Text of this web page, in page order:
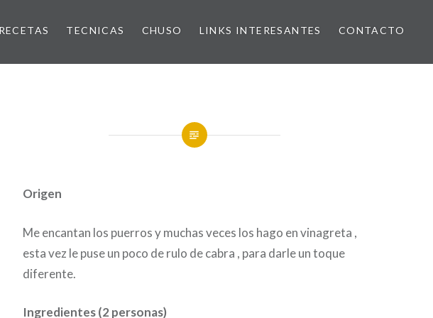
RECETAS TECNICAS CHUSO LINKS INTERESANTES CONTACTO
Origen
Me encantan los puerros y muchas veces los hago en vinagreta ,
esta vez le puse un poco de rulo de cabra , para darle un toque
diferente.
Ingredientes (2 personas)